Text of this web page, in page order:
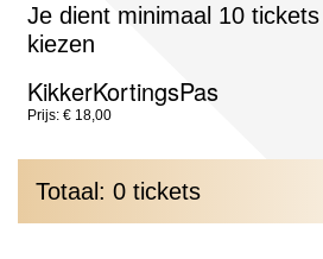
Je dient minimaal 10
kiezen
KikkerKortingsPas
Prijs: € 18,00
Totaal: 0 tickets